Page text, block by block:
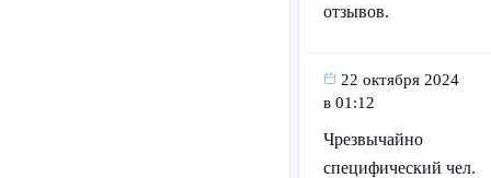
отзывов.
22 октября 2024
в 01:12
Чрезвычайно
специфический чел.